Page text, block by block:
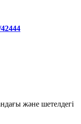
және шетелдегі